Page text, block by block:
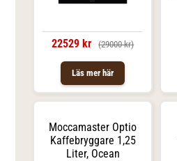
22529 kr (29000 kr)
Läs mer här
Moccamaster Optio
Kaffebryggare 1,25
Liter, Ocean